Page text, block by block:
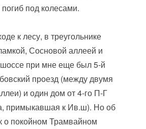
под колесами.
к лесу, в треугольнике
Сосновой аллеей и
при мне еще был 5-й
проезд (между двумя
и один дом от 4-го П-Г
примыкавшая к Ив.ш). Но об
о покойном Трамвайном